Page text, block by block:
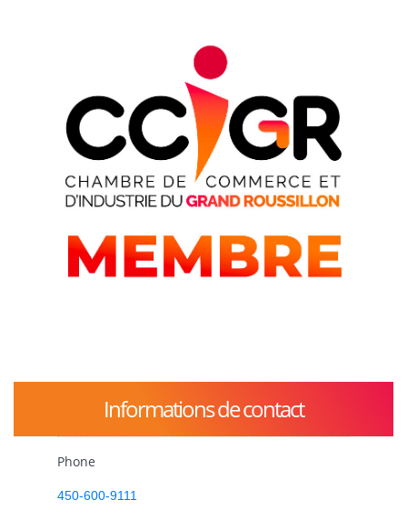
Informations de contact
Phone
450-600-9111